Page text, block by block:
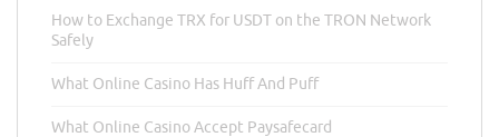
How to Exchange TRX for USDT on the TRON Network
Safely
What Online Casino Has Huff And Puff
What Online Casino Accept Paysafecard